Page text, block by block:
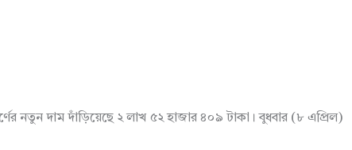
নতুন দাম দাঁড়িয়েছে ২ লাখ ৫২ হাজার ৪০৯ টাকা। বুধবার (৮ এপ্রিল)